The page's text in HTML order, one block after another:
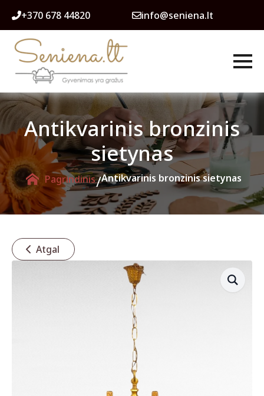
+370 678 44820 info@seniena.lt
Antikvarinis bronzinis
sietynas
Pagrindinis/Antikvarinis bronzinis sietynas
Atgal